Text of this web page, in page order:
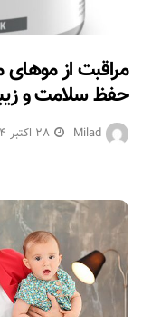
‫مراقبت از موهای
حفظ سلامت و
Milad 28 اکتبر 2024